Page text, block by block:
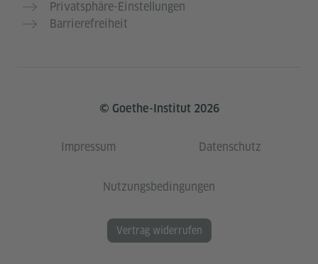
Privatsphäre-Einstellungen
Barrierefreiheit
© Goethe-Institut 2026
Impressum Datenschutz
Nutzungsbedingungen
Vertrag widerrufen